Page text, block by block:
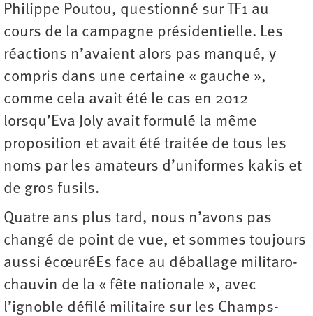
Philippe Poutou, questionné sur TF1 au
cours de la campagne présidentielle. Les
réactions n’avaient alors pas manqué, y
compris dans une certaine « gauche »,
comme cela avait été le cas en 2012
lorsqu’Eva Joly avait formulé la même
proposition et avait été traitée de tous les
noms par les amateurs d’uniformes kakis et
de gros fusils.
Quatre ans plus tard, nous n’avons pas
changé de point de vue, et sommes toujours
aussi écœuréEs face au déballage militaro-
chauvin de la « fête nationale », avec
l’ignoble défilé militaire sur les Champs-